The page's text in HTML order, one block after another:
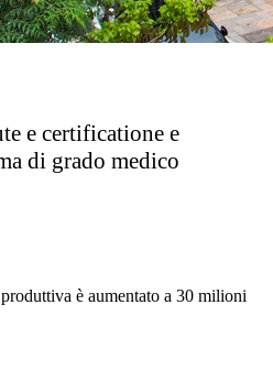
e certificatione e
di grado medico
è aumentato a 30 milioni